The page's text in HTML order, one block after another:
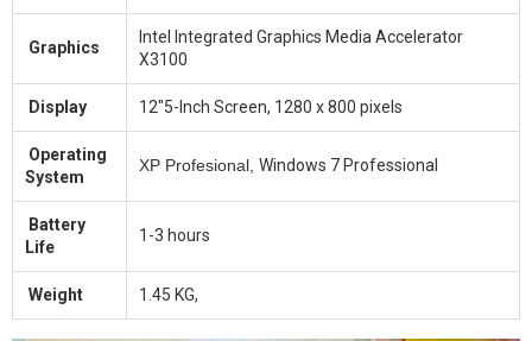
Graphics
Intel Integrated Graphics Media Accelerator
X3100
Display 12"5-Inch Screen, 1280 x 800 pixels
Operating
System
XP Profesional, Windows 7 Professional
Battery
Life
1-3 hours
Weight 1.45 KG,